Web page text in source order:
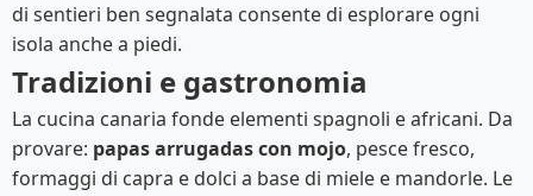
di sentieri ben segnalata consente di esplorare ogni
isola anche a piedi.
Tradizioni e gastronomia
La cucina canaria fonde elementi spagnoli e africani. Da
provare: papas arrugadas con mojo, pesce fresco,
formaggi di capra e dolci a base di miele e mandorle. Le